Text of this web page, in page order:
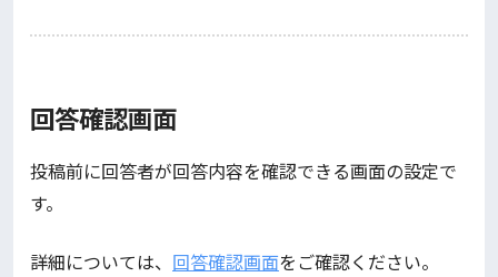
回答確認画面
投稿前に回答者が回答内容を確認できる画面の設定で
す。
詳細については、 回答確認画面をご確認ください。